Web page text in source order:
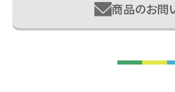
商品のお問